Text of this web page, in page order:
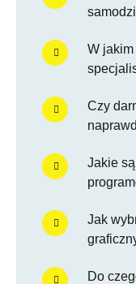
W
Czy
Jakie
Jak
Do